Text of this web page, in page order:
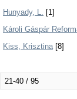
Hunyady, L. [1]
Károli Gáspár
Kiss, Krisztina[8]
21-40 / 95